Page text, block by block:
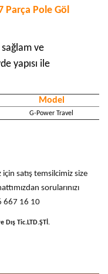
Parça Pole Göl
ve
yapısı ile
Model
G-Power Travel
satış temsilcimiz size
sorularınızı
667 16 10
Dış Tic.LTD.ŞTİ.